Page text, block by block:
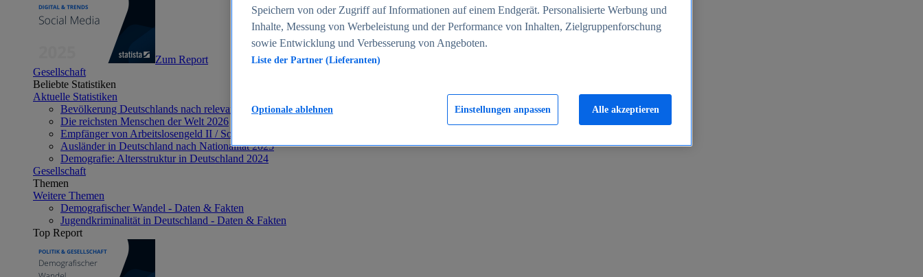
Zum Report
Gesellschaft
Beliebte Statistiken
Aktuelle Statistiken
Bevölkerung Deutschlands nach relevanten Altersgruppen 2024
Die reichsten Menschen der Welt 2026
Empfänger von Arbeitslosengeld II / Sozialgeld / Bürgergeld in Deutschland 2005-2025
Ausländer in Deutschland nach Nationalität 2025
Demografie: Altersstruktur in Deutschland 2024
Gesellschaft
Themen
Weitere Themen
Demografischer Wandel - Daten & Fakten
Jugendkriminalität in Deutschland - Daten & Fakten
Top Report
Speichern von oder Zugriff auf Informationen auf einem Endgerät. Personalisierte Werbung und
Inhalte, Messung von Werbeleistung und der Performance von Inhalten, Zielgruppenforschung
sowie Entwicklung und Verbesserung von Angeboten.
Liste der Partner (Lieferanten)
Einstellungen anpassen
Optionale ablehnen Alle akzeptieren